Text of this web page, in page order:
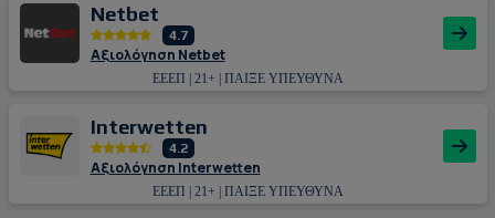
Netbet
4.7
Αξιολόγηση Netbet
ΕΕΕΠ | 21+ | ΠΑΙΞΕ ΥΠΕΥΘΥΝΑ
Interwetten
4.2
Αξιολόγηση Interwetten
ΕΕΕΠ | 21+ | ΠΑΙΞΕ ΥΠΕΥΘΥΝΑ